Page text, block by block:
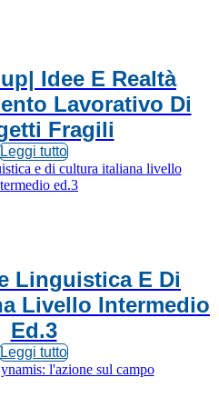
Idee E Realtà
Lavorativo Di
Fragili
Leggi tutto
Linguistica E Di
Livello Intermedio
Ed.3
Leggi tutto